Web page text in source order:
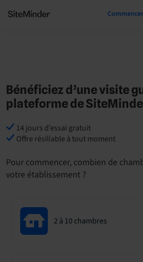
Commencer
Bénéficiez d’une visite
plateforme de
14 jours d’essai gratuit
Offre résiliable à tout moment
Pour commencer, combien de
votre établissement ?
2 à 10 chambres